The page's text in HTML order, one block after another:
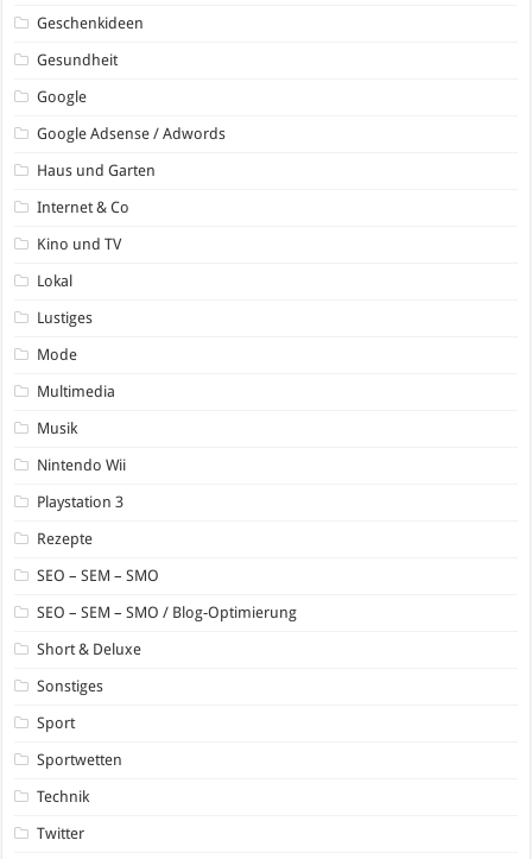
Geschenkideen
Gesundheit
Google
Google Adsense / Adwords
Haus und Garten
Internet & Co
Kino und TV
Lokal
Lustiges
Mode
Multimedia
Musik
Nintendo Wii
Playstation 3
Rezepte
SEO – SEM – SMO
SEO – SEM – SMO / Blog-Optimierung
Short & Deluxe
Sonstiges
Sport
Sportwetten
Technik
Twitter